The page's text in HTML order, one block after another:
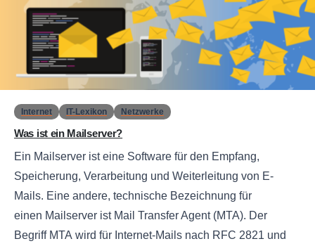
0
Internet IT-Lexikon Netzwerke
Was ist ein Mailserver?
Ein Mailserver ist eine Software für den Empfang,
Speicherung, Verarbeitung und Weiterleitung von E-
Mails. Eine andere, technische Bezeichnung für
einen Mailserver ist Mail Transfer Agent (MTA). Der
Begriff MTA wird für Internet-Mails nach RFC 2821 und